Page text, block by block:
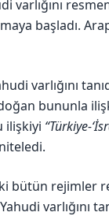
varlığını
başladı.
varlığını
bununla
ilişkiyi “Türkiye-
bütün rejimler
varlığını